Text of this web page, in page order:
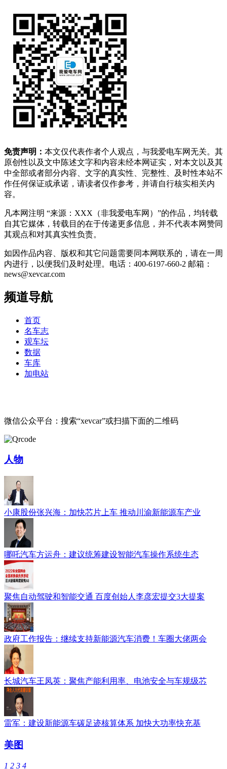
免责声明： 本文仅代表作者个人观点，与我爱电车网无关。其
原创性以及文中陈述文字和内容未经本网证实，对本文以及其
中全部或者部分内容、文字的真实性、完整性、及时性本站不
作任何保证或承诺，请读者仅作参考，并请自行核实相关内
容。
凡本网注明 “来源：XXX（非我爱电车网）”的作品，均转载
自其它媒体，转载目的在于传递更多信息，并不代表本网赞同
其观点和对其真实性负责。
如因作品内容、版权和其它问题需要同本网联系的，请在一周
内进行，以便我们及时处理。电话：400-6197-660-2 邮箱：
news@xevcar.com
频道导航
首页
名车志
观车坛
数据
车库
加电站
微信公众平台：搜索“xevcar”或扫描下面的二维码
人物
小康股份张兴海：加快芯片上车 推动川渝新能源车产业
哪吒汽车方运舟：建议统筹建设智能汽车操作系统生态
聚焦自动驾驶和智能交通 百度创始人李彦宏提交3大提案
政府工作报告：继续支持新能源汽车消费！车圈大佬两会
长城汽车王凤英：聚焦产能利用率、电池安全与车规级芯
雷军：建设新能源车碳足迹核算体系 加快大功率快充基
美图
1 2 3 4